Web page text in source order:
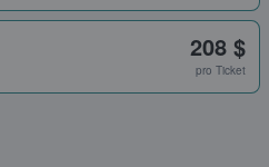
208 $
pro Ticket